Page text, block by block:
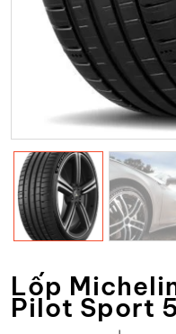
Lốp
Pilot Sport